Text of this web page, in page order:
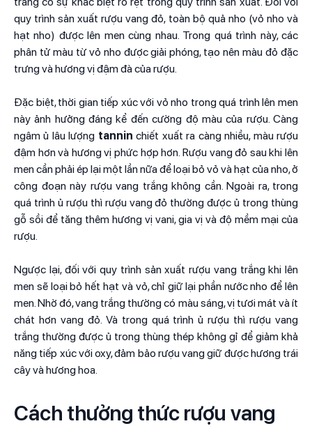
quy trình sản xuất rượu vang đỏ, toàn bộ quả nho (vỏ nho và
hạt nho) được lên men cùng nhau. Trong quá trình này, các
phân tử màu từ vỏ nho được giải phóng, tạo nên màu đỏ đặc
trưng và hương vị đậm đà của rượu.
Đặc biệt, thời gian tiếp xúc với vỏ nho trong quá trình lên men
này ảnh hưởng đáng kể đến cường độ màu của rượu. Càng
ngâm ủ lâu lượng tanninchiết xuất ra càng nhiều, màu rượu
đậm hơn và hương vị phức hợp hơn. Rượu vang đỏ sau khi lên
men cần phải ép lại một lần nữa để loại bỏ vỏ và hạt của nho, ở
công đoạn này rượu vang trắng không cần. Ngoài ra, trong
quá trình ủ rượu thì rượu vang đỏ thường được ủ trong thùng
gỗ sồi để tăng thêm hương vị vani, gia vị và độ mềm mại của
rượu.
Ngược lại, đối với quy trình sản xuất rượu vang trắng khi lên
men sẽ loại bỏ hết hạt và vỏ, chỉ giữ lại phần nước nho để lên
men. Nhờ đó, vang trắng thường có màu sáng, vị tươi mát và ít
chát hơn vang đỏ. Và trong quá trình ủ rượu thì rượu vang
trắng thường được ủ trong thùng thép không gỉ để giảm khả
năng tiếp xúc với oxy, đảm bảo rượu vang giữ được hương trái
cây và hương hoa.
Cách thưởng thức rượu vang